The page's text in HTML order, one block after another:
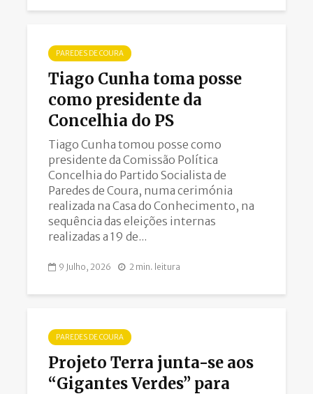
PAREDES DE COURA
Tiago Cunha toma posse
como presidente da
Concelhia do PS
Tiago Cunha tomou posse como
presidente da Comissão Política
Concelhia do Partido Socialista de
Paredes de Coura, numa cerimónia
realizada na Casa do Conhecimento, na
sequência das eleições internas
realizadas a 19 de...
9 Julho, 2026 2 min. leitura
PAREDES DE COURA
Projeto Terra junta-se aos
“Gigantes Verdes” para